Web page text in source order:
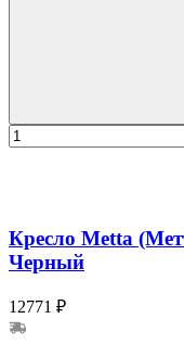
Кресло Metta
Черный
12771 ₽